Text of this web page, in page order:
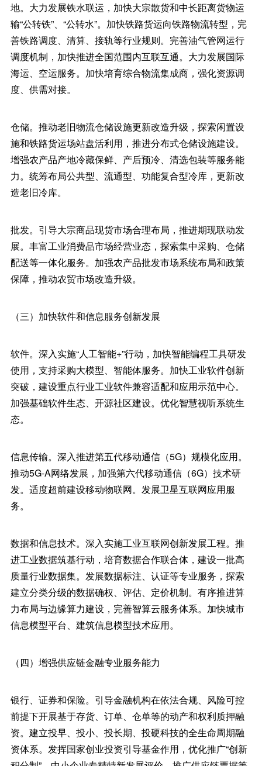
地。大力发展铁水联运，加快大宗散货和中长距离货物运
输“公转铁”、“公转水”。加快铁路货运向铁路物流转型，完
善铁路调度、清算、接轨等行业规则。完善油气管网运行
调度机制，加快推进全国范围内互联互通。大力发展国际
海运、空运服务。加快培育综合物流集成商，强化资源调
度、供需对接。
仓储。推动老旧物流仓储设施更新改造升级，探索闲置设
施和铁路货运场站盘活利用，推进分布式仓储设施建设。
增强农产品产地冷藏保鲜、产后预冷、清选包装等服务能
力。统筹布局公共型、流通型、功能复合型冷库，更新改
造老旧冷库。
批发。引导大宗商品现货市场合理布局，推进期现联动发
展。丰富工业消费品市场经营业态，探索集中采购、仓储
配送等一体化服务。加强农产品批发市场系统布局和政策
保障，推动农贸市场改造升级。
（三）加快软件和信息服务创新发展
软件。深入实施“人工智能+”行动，加快智能编程工具研发
使用，支持采购大模型、智能体服务。加快工业软件创新
突破，建设重点行业工业软件兼容适配和应用示范中心。
加强基础软件生态、开源社区建设。优化智慧视听系统生
态。
信息传输。深入推进第五代移动通信（5G）规模化应用。
推动5G-A网络发展，加强第六代移动通信（6G）技术研
发。适度超前建设移动物联网。发展卫星互联网应用服
务。
数据和信息技术。深入实施工业互联网创新发展工程。推
进工业数据筑基行动，培育数据合作联合体，建设一批高
质量行业数据集。发展数据标注、认证等专业服务，探索
建立分类分级的数据确权、评估、定价机制。有序推进算
力布局与边缘算力建设，完善智算云服务体系。加快城市
信息模型平台、建筑信息模型技术应用。
（四）增强供应链金融专业服务能力
银行、证券和保险。引导金融机构在依法合规、风险可控
前提下开展基于存货、订单、仓单等的动产和权利质押融
资。建立投早、投小、投长期、投硬科技的全生命周期融
资体系。发挥国家创业投资引导基金作用，优化推广“创新